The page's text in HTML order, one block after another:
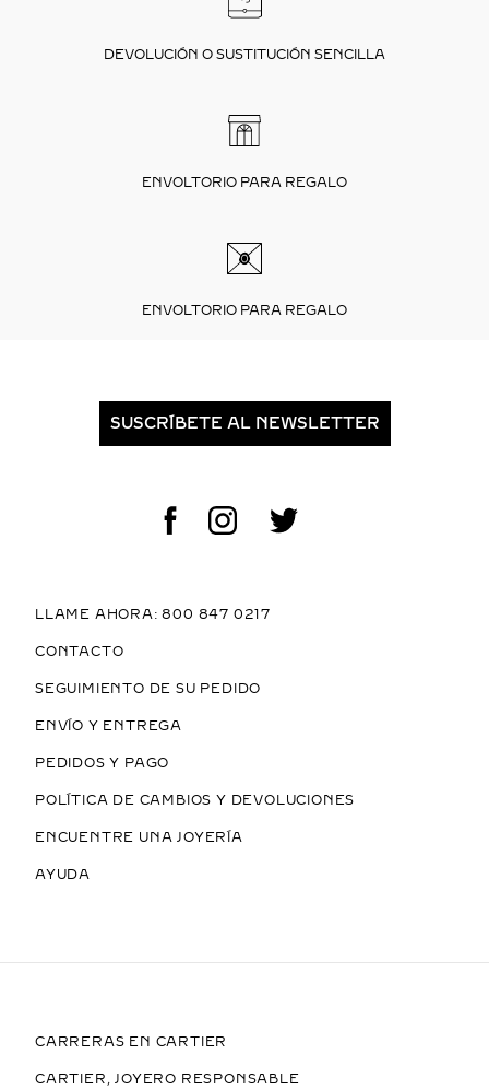
DEVOLUCIÓN O SUSTITUCIÓN SENCILLA
ENVOLTORIO PARA REGALO
ENVOLTORIO PARA REGALO
SUSCRÍBETE AL NEWSLETTER
LLAME AHORA: 800 847 0217
CONTACTO
SEGUIMIENTO DE SU PEDIDO
ENVÍO Y ENTREGA
PEDIDOS Y PAGO
POLÍTICA DE CAMBIOS Y DEVOLUCIONES
ENCUENTRE UNA JOYERÍA
AYUDA
CARRERAS EN CARTIER
CARTIER, JOYERO RESPONSABLE